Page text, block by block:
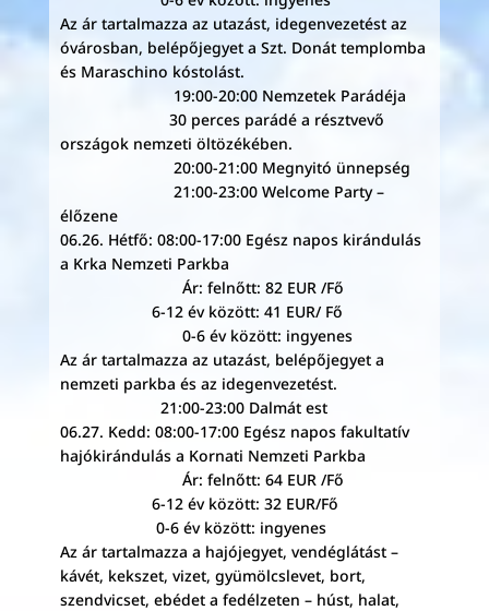
Az ár tartalmazza az utazást, idegenvezetést az
óvárosban, belépőjegyet a Szt. Donát templomba
és Maraschino kóstolást.
19:00-20:00 Nemzetek Parádéja
30 perces parádé a résztvevő
országok nemzeti öltözékében.
20:00-21:00 Megnyitó ünnepség
21:00-23:00 Welcome Party –
élőzene
06.26. Hétfő: 08:00-17:00 Egész napos kirándulás
a Krka Nemzeti Parkba
Ár: felnőtt: 82 EUR /Fő
6-12 év között: 41 EUR/ Fő
0-6 év között: ingyenes
Az ár tartalmazza az utazást, belépőjegyet a
nemzeti parkba és az idegenvezetést.
21:00-23:00 Dalmát est
06.27. Kedd: 08:00-17:00 Egész napos fakultatív
hajókirándulás a Kornati Nemzeti Parkba
Ár: felnőtt: 64 EUR /Fő
6-12 év között: 32 EUR/Fő
0-6 év között: ingyenes
Az ár tartalmazza a hajójegyet, vendéglátást –
kávét, kekszet, vizet, gyümölcslevet, bort,
szendvicset, ebédet a fedélzeten – húst, halat,